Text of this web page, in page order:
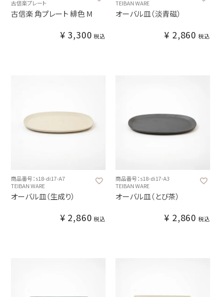
古信楽プレート
古信楽 角プレート 緋色 M
¥ 3,300 税込
TEIBAN WARE
オーバル皿（淡青磁）
¥ 2,860 税込
商品番号：s18-di17-A7
TEIBAN WARE
オーバル皿（生成り）
¥ 2,860 税込
商品番号：s18-di17-A3
TEIBAN WARE
オーバル皿（とび茶）
¥ 2,860 税込